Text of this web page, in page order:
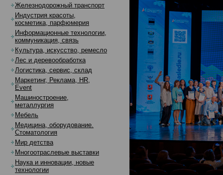
Железнодорожный транспорт
Индустрия красоты,
косметика, парфюмерия
Информационные технологии,
коммуникация, связь
Культура, искусство, ремесло
Лес и деревообработка
Логистика, сервис, склад
Маркетинг, Реклама, HR,
Event
Машиностроение,
металлургия
Мебель
Медицина, оборудование.
Стоматология
Мир детства
Многоотраслевые выставки
Наука и инновации, новые
технологии